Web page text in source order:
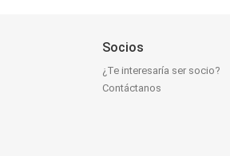
Socios
¿Te interesaría ser socio?
Contáctanos